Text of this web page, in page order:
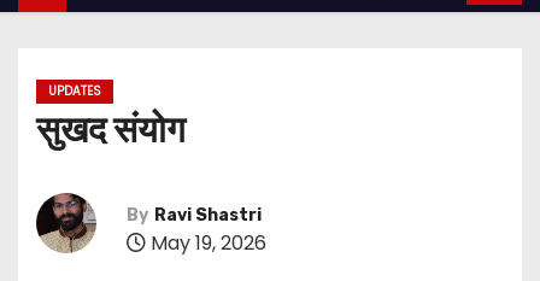
UPDATES
सुखद संयोग
By Ravi Shastri
May 19, 2026